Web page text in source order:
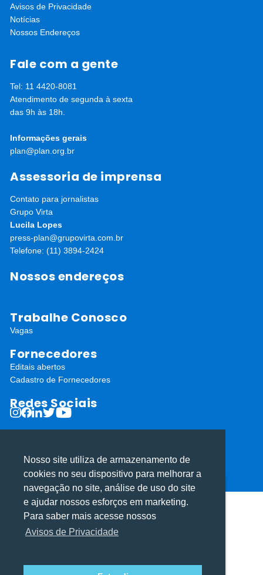
Utilizamos cookies para oferecer melhor
experiência, melhorar o desempenho, analisar
como você interage em nosso site e
personalizar conteúdo.
Utilizamos cookies para oferecer melhor
experiência, melhorar o desempenho, analisar
como você interage em nosso site e
personalizar conteúdo.
Avisos de Privacidade
Notícias
Nossos Endereços
Fale com a gente
Tel: 11 4420-8081
Atendimento de segunda à sexta
das 9h às 18h.
Informações gerais
plan@plan.org.br
Assessoria de imprensa
Contato para jornalistas
Grupo Virta
Lucila Lopes
press-plan@grupovirta.com.br
Telefone: (11) 3894-2424
Nossos endereços
Trabalhe Conosco
Vagas
Fornecedores
Editais abertos
Cadastro de Fornecedores
Redes Sociais
ⓒ Todos os direitos reservados I Desenvolvido porApiki WordPress
Nosso site utiliza de armazenamento de
cookies no seu dispositivo para melhorar a
navegação no site, análise de uso do site
e ajudar nossos esforços em marketing.
Para saber mais acesse nossos
Avisos de Privacidade